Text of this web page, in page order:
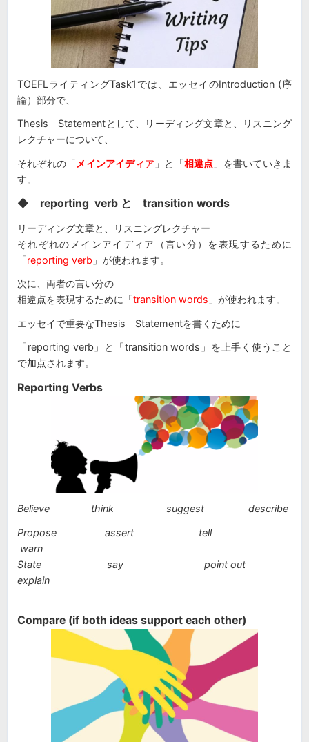
TOEFLライティングTask1では、エッセイのIntroduction (序
論）部分で、
Thesis Statementとして、リーディング文章と、リスニング
レクチャーについて、
それぞれの「 メインアイディア 」と「相違点 」を書いていきま
す。
◆ reporting verb と transition words
リーディング文章と、リスニングレクチャー
それぞれのメインアイディア（言い分）を表現するために
「reporting verb 」が使われます。
次に、両者の言い分の
相違点を表現するために「transition words 」が使われます。
エッセイで重要なThesis Statementを書くために
「reporting verb」と「transition words」を上手く使うこと
で加点されます。
Reporting Verbs
Believe think suggest describe
Propose assert tell
warn
State say point out
explain
Compare (if both ideas support each other)